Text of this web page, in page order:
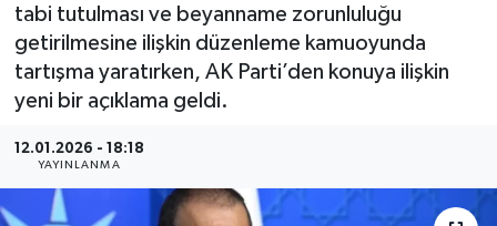
tabi tutulması ve beyanname zorunluluğu
getirilmesine ilişkin düzenleme kamuoyunda
tartışma yaratırken, AK Parti’den konuya ilişkin
yeni bir açıklama geldi.
12.01.2026 - 18:18
YAYINLANMA
E-Gazete
Haber Arşivi